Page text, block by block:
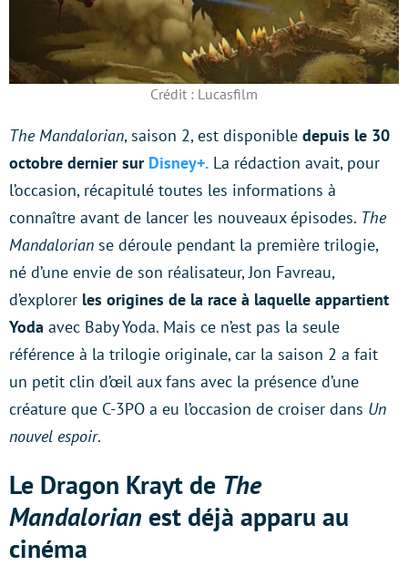
Crédit : Lucasfilm
The Mandalorian, saison 2, est disponible depuis le 30
octobre dernier sur Disney+. La rédaction avait, pour
l’occasion, récapitulé toutes les informations à
connaître avant de lancer les nouveaux épisodes. The
Mandalorian se déroule pendant la première trilogie,
né d’une envie de son réalisateur, Jon Favreau,
d’explorer les origines de la race à laquelle appartient
Yoda avec Baby Yoda. Mais ce n’est pas la seule
référence à la trilogie originale, car la saison 2 a fait
un petit clin d’œil aux fans avec la présence d’une
créature que C-3PO a eu l’occasion de croiser dans Un
nouvel espoir.
Le Dragon Krayt de The
Mandalorian est déjà apparu au
cinéma